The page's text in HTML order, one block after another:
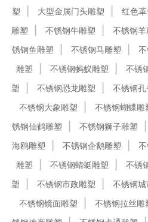
塑
大型金属门头雕塑 红色
雕塑
不锈钢牛雕塑 不锈钢羊
锈钢鱼雕塑
不锈钢马雕塑
雕塑
不锈钢蚂蚁雕塑 不锈
塑
不锈钢恐龙雕塑 不锈钢孔
不锈钢大象雕塑
不锈钢蝴蝶雕
锈钢仙鹤雕塑
不锈钢狮子雕塑
海鸥雕塑
不锈钢企鹅雕塑
雕塑
不锈钢蜻蜓雕塑 不锈
塑
不锈钢市政雕塑 不锈钢城
不锈钢镜面雕塑
不锈钢拉丝雕